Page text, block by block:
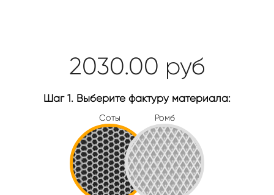
2030.00 руб
Шаг 1. Выберите фактуру материала:
Соты Ромб